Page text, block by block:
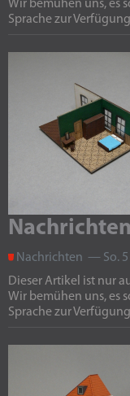
Wir bemühen uns, es
Sprache zur
Nachrichten — So. 5
Dieser Artikel ist nur
Wir bemühen uns, es
Sprache zur